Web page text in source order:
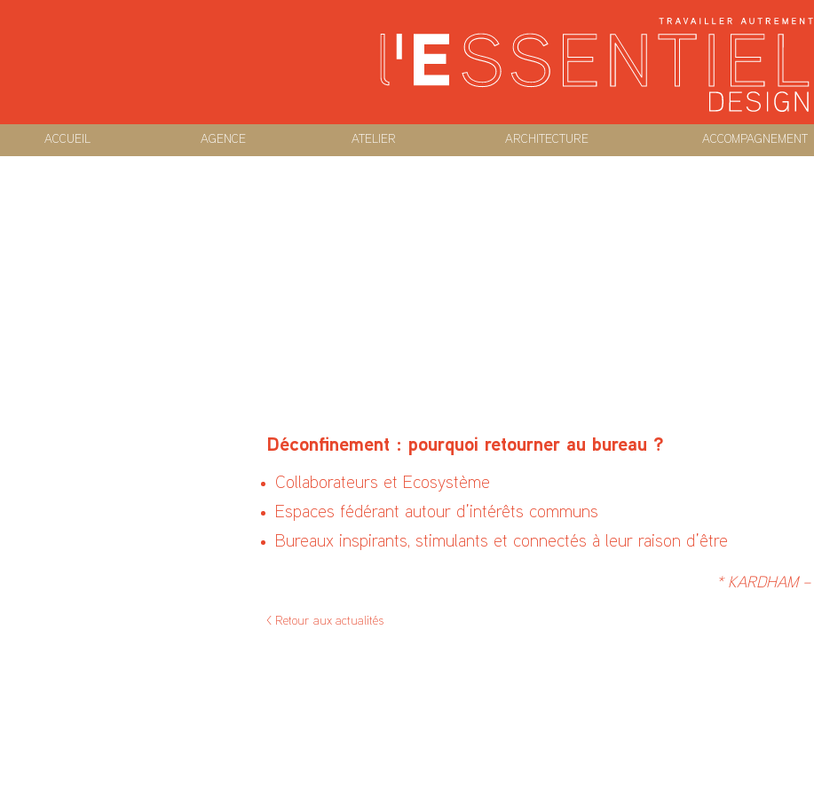
ACCUEIL AGENCE ATELIER ARCHITECTURE ACCOMPAGNEMENT
Déconfinement : pourquoi retourner au bureau ?
Collaborateurs et Ecosystème
Espaces fédérant autour d’intérêts communs
Bureaux inspirants, stimulants et connectés à leur raison d’être
* KARDHAM
< Retour aux actualités